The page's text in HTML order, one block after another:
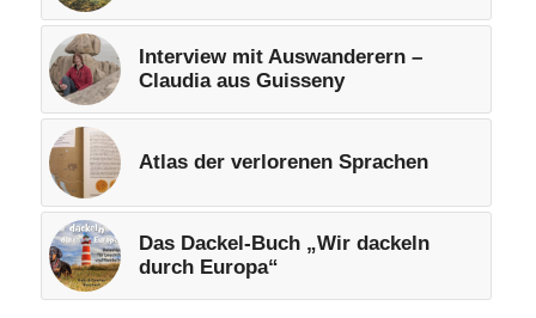
Interview mit Auswanderern –
Claudia aus Guisseny
Atlas der verlorenen Sprachen
Das Dackel-Buch „Wir dackeln
durch Europa“